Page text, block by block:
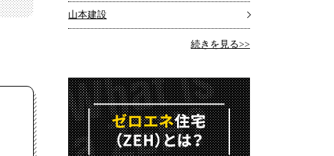
山本建設
続きを見る>>